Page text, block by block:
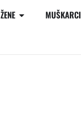
ŽENE MUŠKARCI